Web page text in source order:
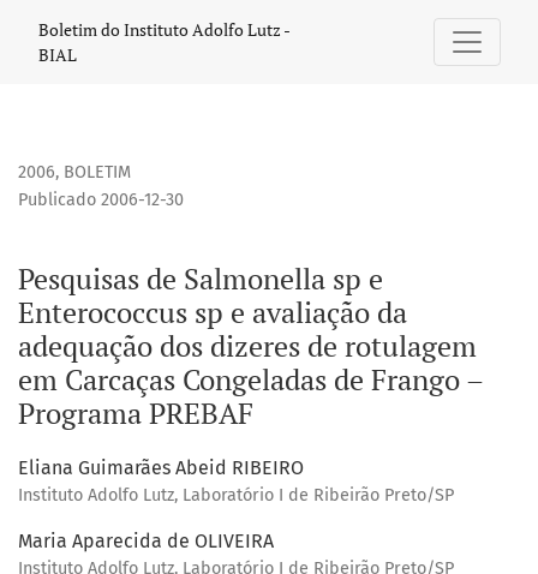
Pesquisas de Salmonella sp e Enterococcus sp e
Boletim do Instituto Adolfo Lutz -
BIAL
2006, BOLETIM
Pesquisas de Salmonella sp e
Enterococcus sp e avaliação da
adequação dos dizeres de rotulagem
em Carcaças Congeladas de Frango –
Programa PREBAF
Publicado 2006-12-30
Eliana Guimarães Abeid RIBEIRO
Instituto Adolfo Lutz, Laboratório I de Ribeirão Preto/SP
Maria Aparecida de OLIVEIRA
Instituto Adolfo Lutz, Laboratório I de Ribeirão Preto/SP